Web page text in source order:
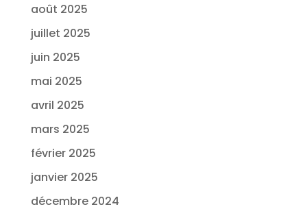
août 2025
juillet 2025
juin 2025
mai 2025
avril 2025
mars 2025
février 2025
janvier 2025
décembre 2024